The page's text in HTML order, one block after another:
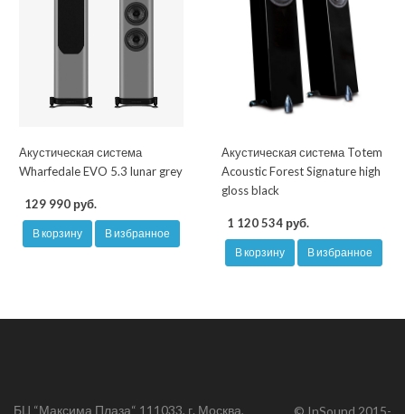
Акустическая система
Wharfedale EVO 5.3 lunar grey
129 990 руб.
В корзину В избранное
Акустическая система Totem
Acoustic Forest Signature high
gloss black
1 120 534 руб.
В корзину В избранное
БЦ “Максима Плаза“ 111033, г. Москва,